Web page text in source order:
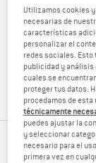
... pero
encontrarlas
» Vuelve a la
Utilizamos cookies
necesarias de
características
personalizar el
redes sociales.
publicidad y análisis
cuales se
proteger tus datos.
procedamos de esta
técnicamente
puedes ajustar la
y seleccionar
necesario para el
primera vez en